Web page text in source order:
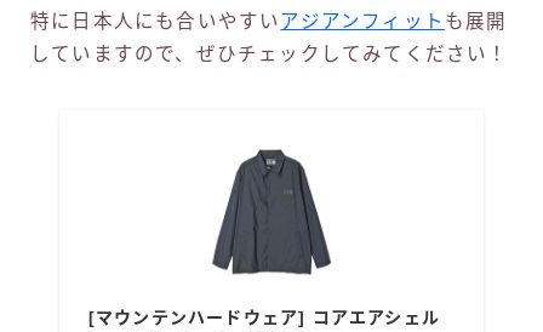
特に日本人にも合いやすい アジアンフィット も展開
していますので、ぜひチェックしてみてください！
[マウンテンハードウェア] コアエアシェル